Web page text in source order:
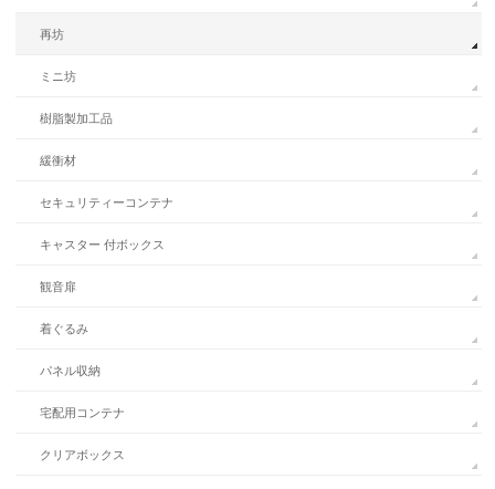
再坊
ミニ坊
樹脂製加工品
緩衝材
セキュリティーコンテナ
キャスター 付ボックス
観音扉
着ぐるみ
パネル収納
宅配用コンテナ
クリアボックス